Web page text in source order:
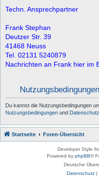
Techn. Ansprechpartner
Frank Stephan
Deutzer Str. 39
41468 Neuss
Tel. 02131 5240879
Nachrichten an Frank hier im
Du kannst die Nutzungsbedingungen
Nutzungsbedingungen und
Startseite Foren-Übersicht
Developer Style
Powered by phpBB®
Deutsche
Datenschutz|